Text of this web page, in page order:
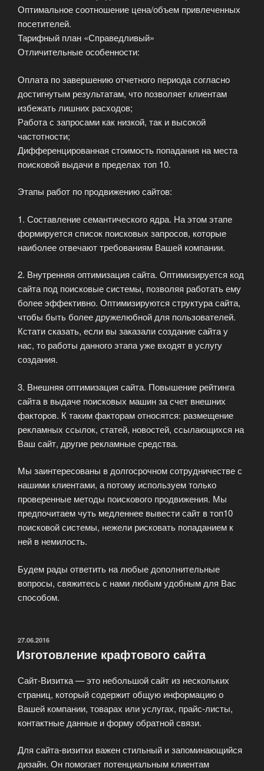
Оптимальное соотношение цена/объем привлеченных
посетителей.
Тарифный план «Справедливый»
Отличительные особенности:
Оплата по завершению отчетного периода согласно
достигнутым результатам, что позволяет клиентам
избежать лишних расходов;
Работа с запросами как низкой, так и высокой
частотности;
Дифференцированная стоимость попадания на места
поисковой выдачи в пределах топ 10.
Этапы работ по продвижению сайтов:
1. Составление семантического ядра. На этом этапе
формируется список поисковых запросов, которые
наиболее отвечают требованиям Вашей компании.
2. Внутренняя оптимизация сайта. Оптимизируется код
сайта под поисковые системы, позволяя работать ему
более эффективно. Оптимизируются структура сайта,
чтобы быть более дружелюбной для пользователей.
Кстати сказать, если вы заказали создание сайта у
нас, то работы данного этапа уже входят в услугу
создания.
3. Внешняя оптимизация сайта. Повышение рейтинга
сайта в выдаче поисковых машин за счет внешних
факторов. К таким факторам относятся: размещение
рекламных ссылок, статей, новостей, ссылающихся на
Ваш сайт, другие рекламные средства.
Мы заинтересованы в долгосрочном сотрудничестве с
нашими клиентами, а потому используем только
проверенные методы поискового продвижения. Мы
предпочитаем чуть медленнее вывести сайт в топ10
поисковой системы, нежели рисковать попаданием к
ней в немилость.
Будем рады ответить на любые дополнительные
вопросы, свяжитесь с нами любым удобным для Вас
способом.
ОПУБЛИКОВАНО
27.06.2016
Изготовление крафтового сайта
Сайт-Визитка — это небольшой сайт из нескольких
страниц, который содержит общую информацию о
Вашей компании, товарах или услугах, прайс-листы,
контактные данные и форму обратной связи.
Для сайта-визитки важен стильный и запоминающийся
дизайн. Он помогает потенциальным клиентам